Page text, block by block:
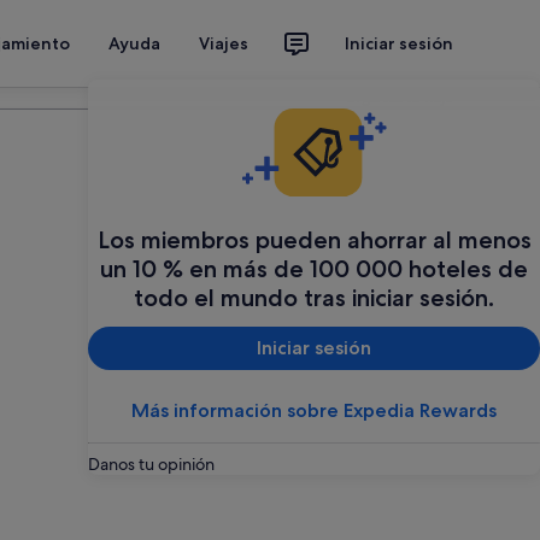
Ayuda Viajes Iniciar sesión
Los miembros pueden ahorrar al menos
un 10 % en más de 100 000 hoteles de
todo el mundo tras iniciar sesión.
Iniciar sesión
Más información sobre Expedia Rewards
Danos tu opinión